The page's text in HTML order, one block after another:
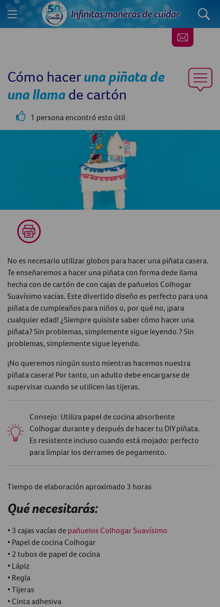
Cómo haceruna piñatade
una llamade cartón
1 persona encontró esto útil
No es necesario utilizar globos para hacer una piñata casera.
Te enseñaremos a hacer una piñata con forma dede llama
hecha con de cartón de con cajas de pañuelos Colhogar
Suavísimo vacías. Este divertido diseño es perfecto para una
piñata de cumpleaños para niños o, por qué no, ¡para
cualquier edad! ¿Siempre quisiste saber cómo hacer una
piñata? Sin problemas, simplemente sigue leyendo.? Sin
problemas, simplemente sigue leyendo.
¡No queremos ningún susto mientras hacemos nuestra
piñata casera! Por tanto, un adulto debe encargarse de
supervisar cuando se utilicen las tijeras.
Consejo: Utiliza papel de cocina absorbente
Colhogar durante y después de hacer tu DIY piñata.
Es resistente incluso cuando está mojado: perfecto
para limpiar los derrames de pegamento.
Tiempo de elaboración aproximado 3 horas
Qué necesitarás:
• 3 cajas vacías de pañuelos Colhogar Suavísimo
• Papel de cocina Colhogar
• 2 tubos de papel de cocina
• Lápiz
• Regla
• Tijeras
• Cinta adhesiva